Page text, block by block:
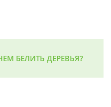
БЕЛИТЬ ДЕРЕВЬЯ?